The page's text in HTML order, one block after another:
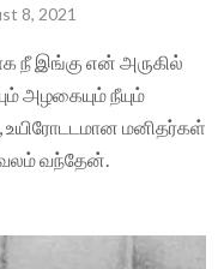
8, 2021
நீ இங்கு என் அருகில்
அழகையும் நீயும்
மனிதர்கள்
வந்தேன்.